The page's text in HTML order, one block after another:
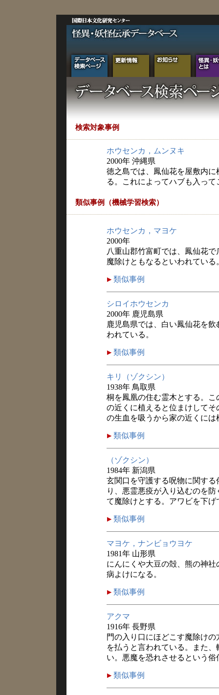
検索対象事例
ホウセンカ，ムンヌキ
2000年 沖縄県
徳之島では、鳳仙花を屋敷内
る。これによってハブも入って
類似事例（機械学習検索）
ホウセンカ，マヨケ
2000年
八重山郡竹富町では、鳳仙花
魔除けともなるといわれている
類似事例
シロイホウセンカ
2000年 鹿児島県
鹿児島県では、白い鳳仙花を
われている。
類似事例
キリ（ゾクシン）
1938年 鳥取県
桐を鳳凰の住む霊木とする。
の近くに植えると位まけして
の生血を吸うから家の近くには
類似事例
（ゾクシン）
1984年 新潟県
玄関口を守護する呪物に関す
り、悪霊悪疫が入り込むのを
て魔除けとする。アワビを下
類似事例
マヨケ，ナンビョウヨケ
1981年 山形県
にんにくや大豆の殻、熊の神
病よけになる。
類似事例
アクマ
1916年 長野県
門の入り口にほどこす魔除け
を払うと言われている。また
い。悪魔を恐れさせるという俗
類似事例